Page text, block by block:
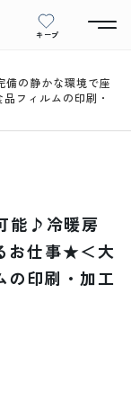
キープ
備の静かな環境で座
フィルムの印刷・
能♪冷暖房
お仕事★＜大
の印刷・加工